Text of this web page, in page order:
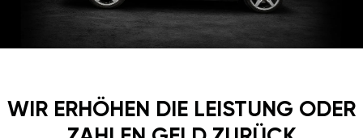
WIR ERHÖHEN DIE LEISTUNG ODER